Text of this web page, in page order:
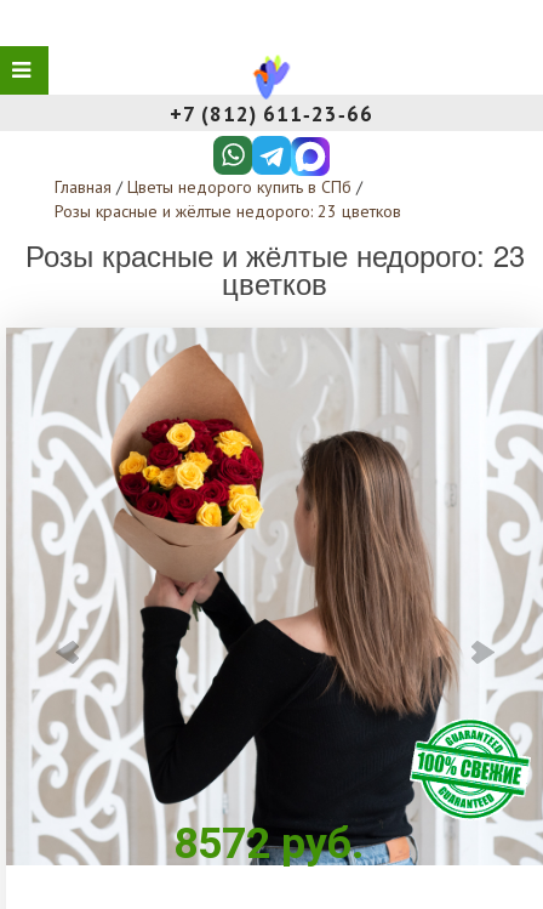
+7 (812) 611‑23‑66
Главная / Цветы недорого купить в СПб /
Розы красные и жёлтые недорого: 23 цветков
Розы красные и жёлтые недорого: 23
цветков
8572 руб.